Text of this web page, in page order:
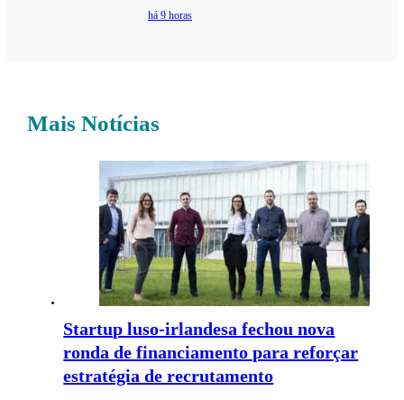
há 9 horas
Mais Notícias
Startup luso-irlandesa fechou nova
ronda de financiamento para reforçar
estratégia de recrutamento